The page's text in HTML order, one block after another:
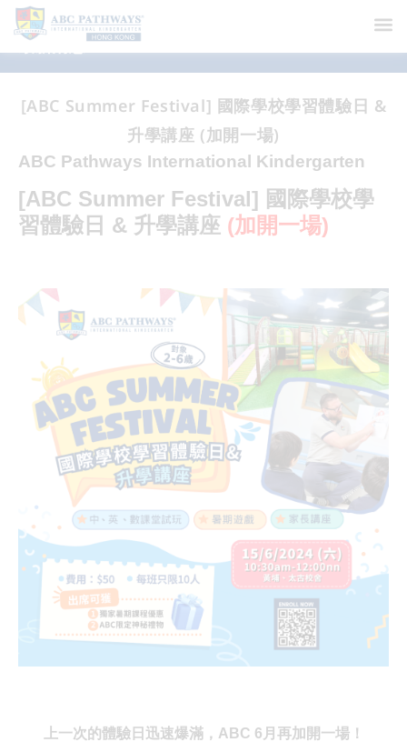
最新消息
[ABC Summer Festival] 國際學校學習體驗日 &
升學講座 (加開一場)
ABC Pathways International Kindergarten
[ABC Summer Festival] 國際學校學
習體驗日 & 升學講座 (加開一場)
上一次的體驗日迅速爆滿，ABC 6月再加開一場！